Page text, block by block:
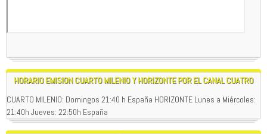
HORARIO EMISION CUARTO MILENIO Y HORIZONTE POR EL CANAL CUATRO
CUARTO MILENIO: Domingos 21:40 h España HORIZONTE Lunes a Miércoles:
21:40h Jueves: 22:50h España